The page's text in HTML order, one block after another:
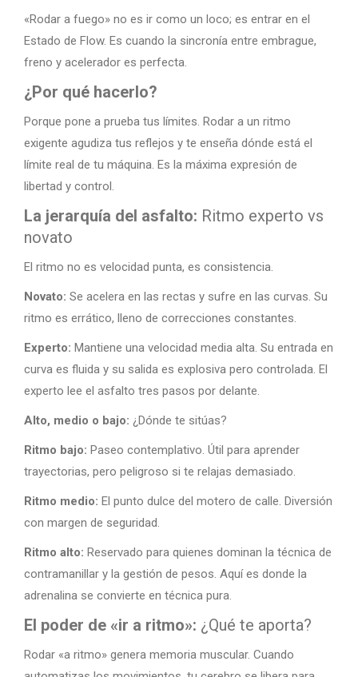
«Rodar a fuego» no es ir como un loco; es entrar en el
Estado de Flow. Es cuando la sincronía entre embrague,
freno y acelerador es perfecta.
¿Por qué hacerlo?
Porque pone a prueba tus límites. Rodar a un ritmo
exigente agudiza tus reflejos y te enseña dónde está el
límite real de tu máquina. Es la máxima expresión de
libertad y control.
La jerarquía del asfalto: Ritmo experto vs
novato
El ritmo no es velocidad punta, es consistencia.
Novato: Se acelera en las rectas y sufre en las curvas. Su
ritmo es errático, lleno de correcciones constantes.
Experto: Mantiene una velocidad media alta. Su entrada en
curva es fluida y su salida es explosiva pero controlada. El
experto lee el asfalto tres pasos por delante.
Alto, medio o bajo: ¿Dónde te sitúas?
Ritmo bajo: Paseo contemplativo. Útil para aprender
trayectorias, pero peligroso si te relajas demasiado.
Ritmo medio: El punto dulce del motero de calle. Diversión
con margen de seguridad.
Ritmo alto: Reservado para quienes dominan la técnica de
contramanillar y la gestión de pesos. Aquí es donde la
adrenalina se convierte en técnica pura.
El poder de «ir a ritmo»: ¿Qué te aporta?
Rodar «a ritmo» genera memoria muscular. Cuando